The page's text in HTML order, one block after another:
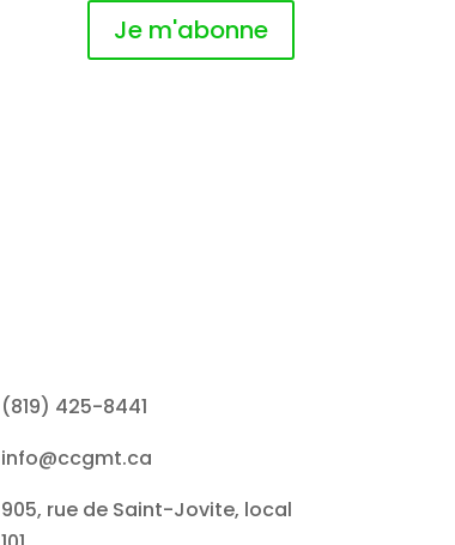
Je m'abonne
(819) 425-8441
info@ccgmt.ca
905, rue de Saint-Jovite, local